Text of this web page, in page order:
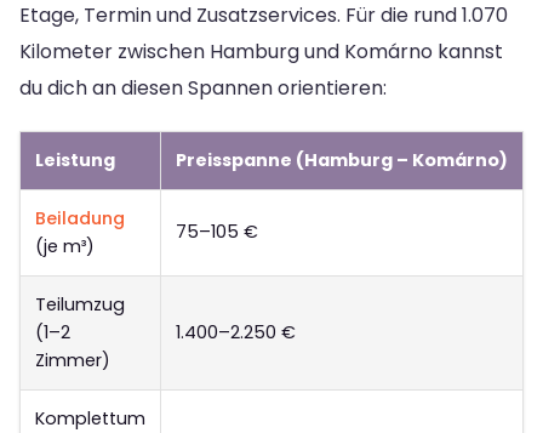
Etage, Termin und Zusatzservices. Für die rund 1.070
Kilometer zwischen Hamburg und Komárno kannst
du dich an diesen Spannen orientieren:
Leistung Preisspanne (Hamburg – Komárno)
Beiladung
(je m³)
75–105 €
Teilumzug
(1–2
Zimmer)
1.400–2.250 €
Komplettum